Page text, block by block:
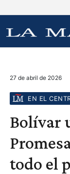
27 de abril de 2026
EN EL
Bolívar
todo el